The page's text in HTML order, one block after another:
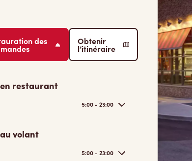
des Obtenir
l’itinéraire
restaurant
5:00 - 23:00
volant
5:00 - 23:00